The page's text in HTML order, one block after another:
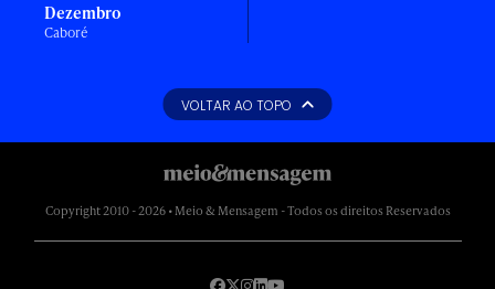
Dezembro
Caboré
VOLTAR AO TOPO
Copyright 2010 - 2026 • Meio & Mensagem - Todos os direitos Reservados